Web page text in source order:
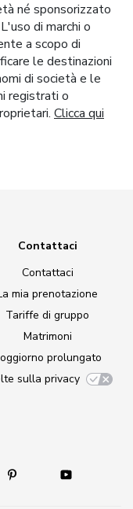
né sponsorizzato
di marchi o
a scopo di
le destinazioni
di società e le
registrati o
Clicca qui
Contattaci
Contattaci
mia prenotazione
Tariffe di gruppo
Matrimoni
prolungato
sulla privacy